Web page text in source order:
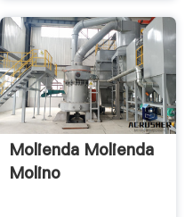
Molienda Molienda
Molino